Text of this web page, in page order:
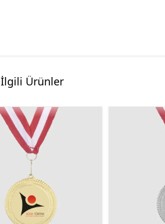
İlgili Ürünler